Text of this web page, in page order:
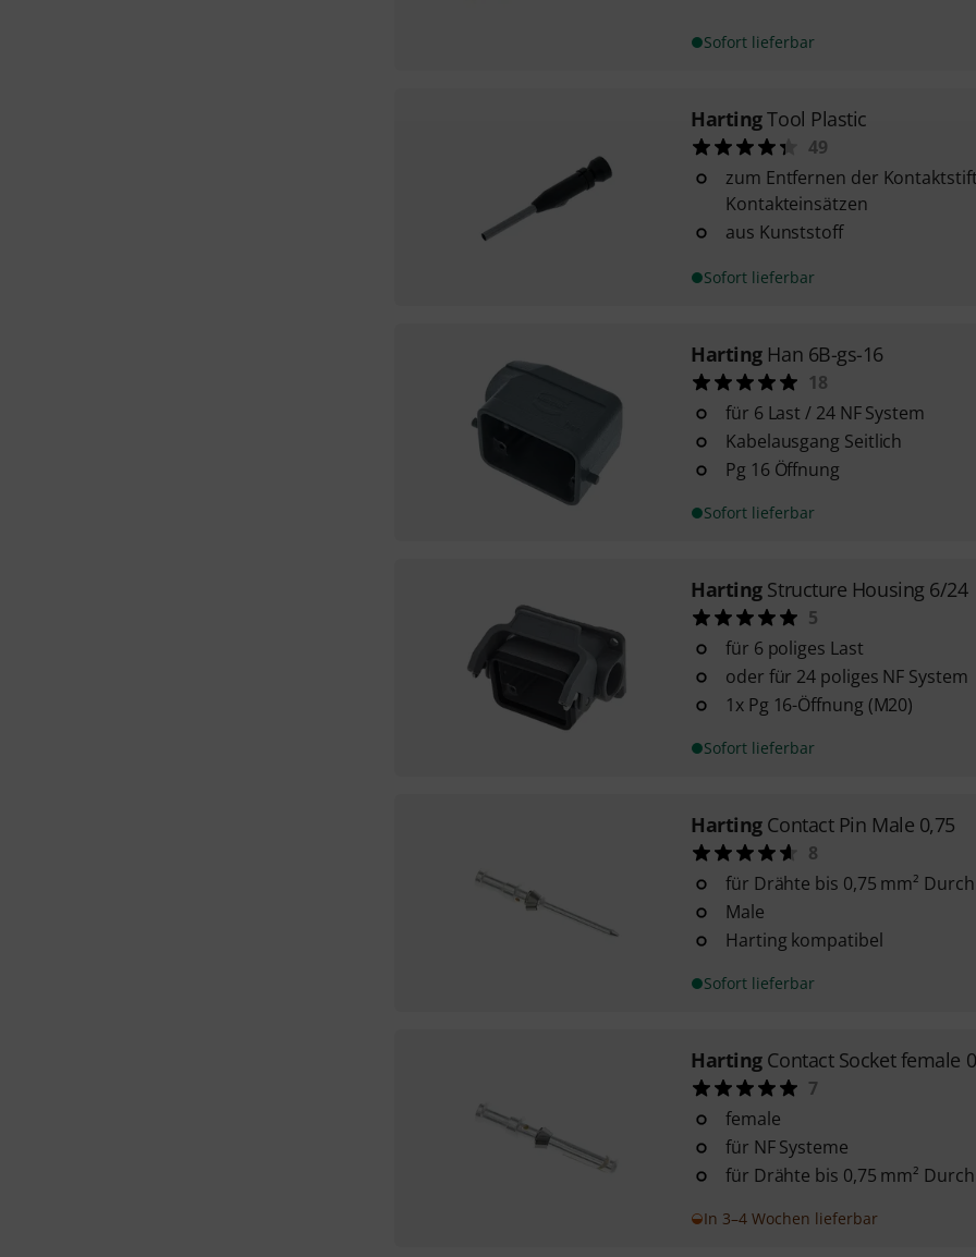
Sofort lieferbar
HartingTool Plastic
49
zum Entfernen der
Kontakteinsätzen
aus Kunststoff
Sofort lieferbar
Harting Han 6B-gs-16
18
für 6 Last / 24 NF System
Kabelausgang Seitlich
Pg 16 Öffnung
Sofort lieferbar
Harting Structure Housing 6/24
5
für 6 poliges Last
oder für 24 poliges NF System
1x Pg 16-Öffnung (M20)
Sofort lieferbar
Harting Contact Pin Male 0,75
8
für Drähte bis 0,75 mm²
Male
Harting kompatibel
Sofort lieferbar
Harting Contact Socket female
7
female
für NF Systeme
für Drähte bis 0,75 mm²
In 3–4 Wochen lieferbar